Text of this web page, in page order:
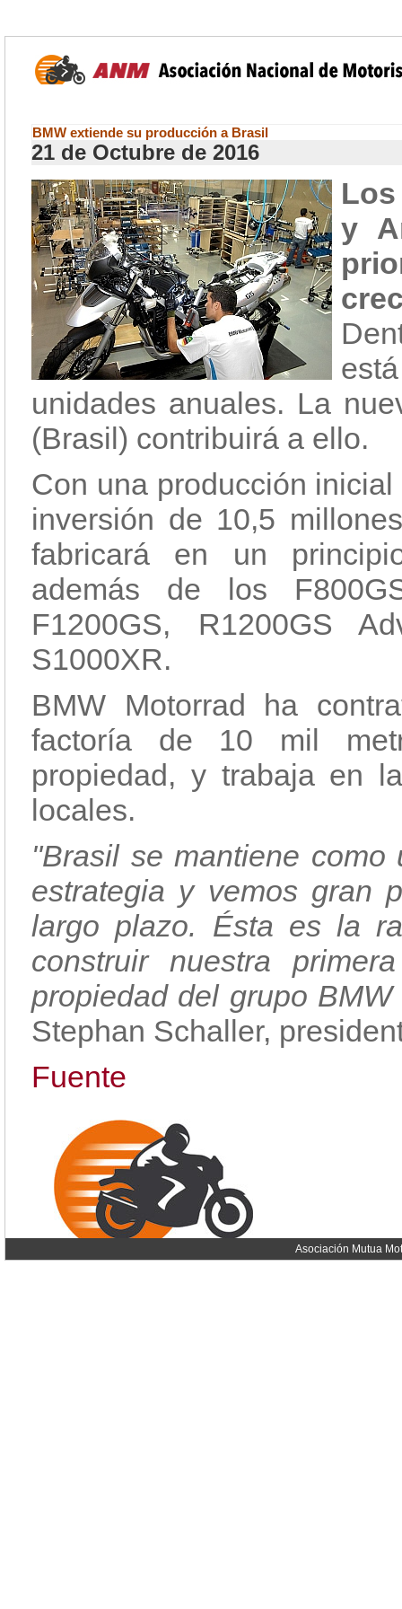
BMW extiende su producción a Brasil
21 de Octubre de 2016
y
unidades anuales. La
(Brasil) contribuirá a ello.
Con una producción
inversión de 10,5
fabricará en un
además de los
F1200GS, R1200GS
S1000XR.
BMW Motorrad ha
factoría de 10 mil
propiedad, y trabaja en
locales.
"Brasil se mantiene como
estrategia y vemos gran
largo plazo. Ésta es la
construir nuestra
propiedad del grupo
Stephan Schaller,
Fuente
Asociación Mutua